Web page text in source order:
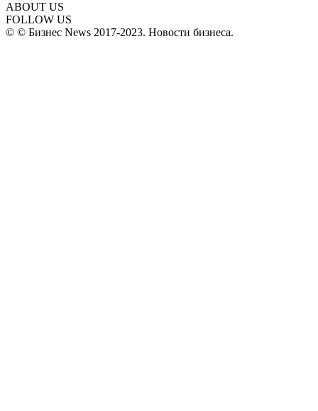
ABOUT US
FOLLOW US
© © Бизнес News 2017-2023. Новости бизнеса.